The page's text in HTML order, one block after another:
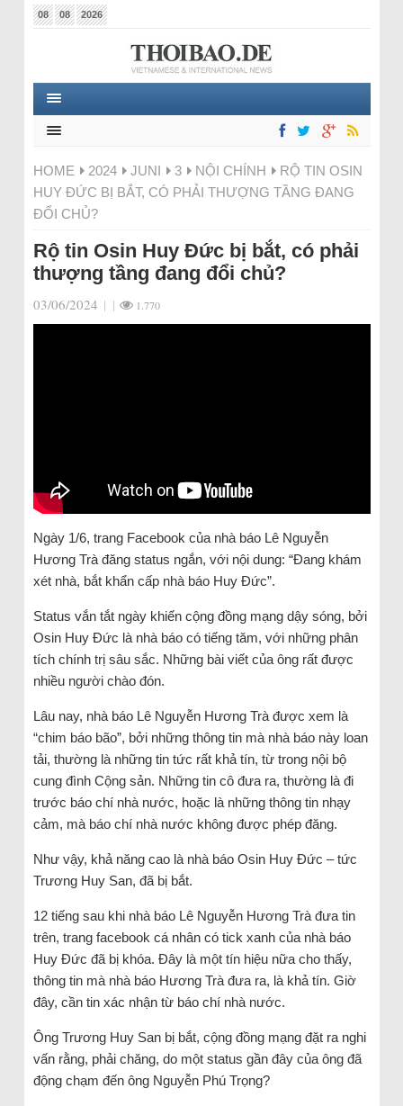
08 08 2026
HOME 2024 JUNI 3 NỘI CHÍNH
RỘ TIN OSIN
HUY ĐỨC BỊ BẮT, CÓ PHẢI THƯỢNG TẦNG ĐANG
ĐỔI CHỦ?
Rộ tin Osin Huy Đức bị bắt, có phải
thượng tầng đang đổi chủ?
03/06/2024 | | 1.770
Ngày 1/6, trang Facebook của nhà báo Lê Nguyễn
Hương Trà đăng status ngắn, với nội dung: “Đang khám
xét nhà, bắt khẩn cấp nhà báo Huy Đức”.
Status vắn tắt ngày khiến cộng đồng mạng dậy sóng, bởi
Osin Huy Đức là nhà báo có tiếng tăm, với những phân
tích chính trị sâu sắc. Những bài viết của ông rất được
nhiều người chào đón.
Lâu nay, nhà báo Lê Nguyễn Hương Trà được xem là
“chim báo bão”, bởi những thông tin mà nhà báo này loan
tải, thường là những tin tức rất khả tín, từ trong nội bộ
cung đình Cộng sản. Những tin cô đưa ra, thường là đi
trước báo chí nhà nước, hoặc là những thông tin nhạy
cảm, mà báo chí nhà nước không được phép đăng.
Như vậy, khả năng cao là nhà báo Osin Huy Đức – tức
Trương Huy San, đã bị bắt.
12 tiếng sau khi nhà báo Lê Nguyễn Hương Trà đưa tin
trên, trang facebook cá nhân có tick xanh của nhà báo
Huy Đức đã bị khóa. Đây là một tín hiệu nữa cho thấy,
thông tin mà nhà báo Hương Trà đưa ra, là khả tín. Giờ
đây, cần tin xác nhận từ báo chí nhà nước.
Ông Trương Huy San bị bắt, cộng đồng mạng đặt ra nghi
vấn rằng, phải chăng, do một status gần đây của ông đã
động chạm đến ông Nguyễn Phú Trọng?